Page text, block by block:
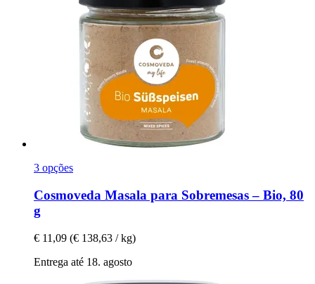
3 opções
Cosmoveda Masala para Sobremesas – Bio, 80
g
€ 11,09 (€ 138,63 / kg)
Entrega até 18. agosto